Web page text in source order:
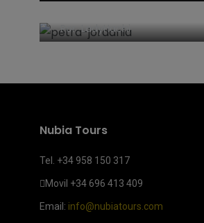
maravillas del mundo
sin perderte nada
PorLadyHachi
Nubia Tours
Tel. +34 958 150 317
Movil +34 696 413 409
Email: info@nubiatours.com